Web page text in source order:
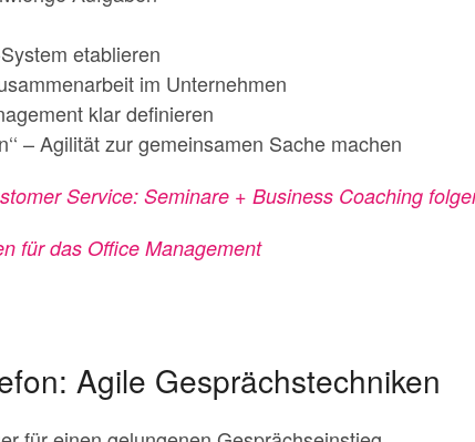
etablieren
im Unternehmen
klar definieren
– Agilität zur gemeinsamen Sache machen
Service: Seminare + Business Coaching
für das Office Management
Agile Gesprächstechniken